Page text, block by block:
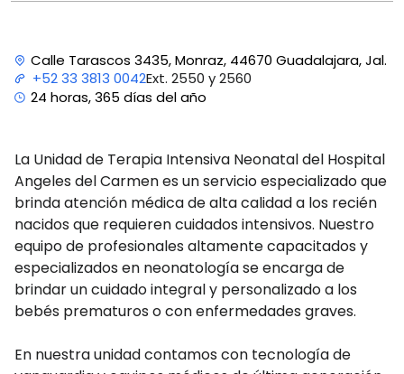
Calle Tarascos 3435, Monraz, 44670 Guadalajara, Jal.
+52 33 3813 0042Ext. 2550 y 2560
24 horas, 365 días del año
La Unidad de Terapia Intensiva Neonatal del Hospital
Angeles del Carmen es un servicio especializado que
brinda atención médica de alta calidad a los recién
nacidos que requieren cuidados intensivos. Nuestro
equipo de profesionales altamente capacitados y
especializados en neonatología se encarga de
brindar un cuidado integral y personalizado a los
bebés prematuros o con enfermedades graves.
En nuestra unidad contamos con tecnología de